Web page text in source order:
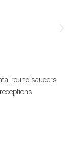
round saucers